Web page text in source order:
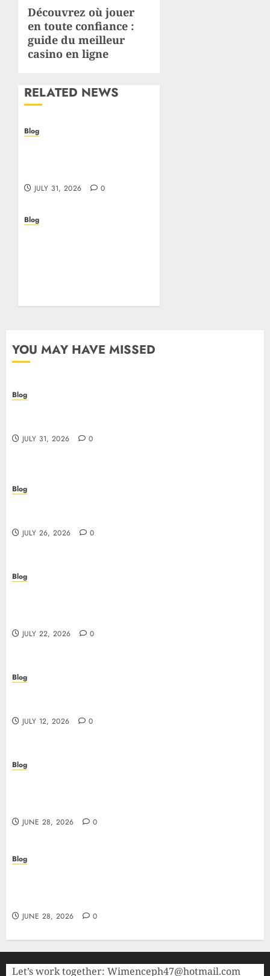
Next
post:
Découvrez où jouer
en toute confiance :
guide du meilleur
casino en ligne
RELATED NEWS
Blog
JULY 31, 2026 0
Blog
JULY 26, 2026 0
YOU MAY HAVE MISSED
Blog
JULY 31, 2026 0
Blog
JULY 26, 2026 0
Blog
JULY 22, 2026 0
Blog
JULY 12, 2026 0
Blog
JUNE 28, 2026 0
Blog
JUNE 28, 2026 0
Let’s work together: Wimenceph47@hotmail.com